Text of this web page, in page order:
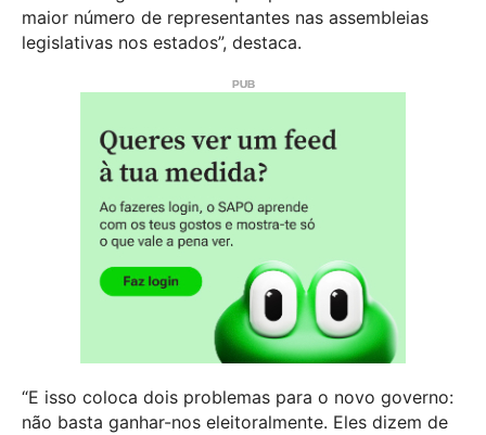
maior número de representantes nas assembleias
legislativas nos estados”, destaca.
“E isso coloca dois problemas para o novo governo:
não basta ganhar-nos eleitoralmente. Eles dizem de